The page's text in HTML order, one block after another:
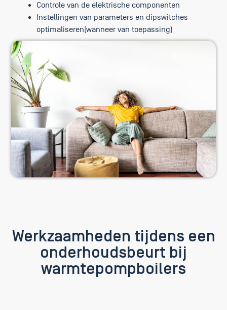
Controle van de elektrische componenten
Instellingen van parameters en dipswitches
optimaliseren(wanneer van toepassing)
Werkzaamheden tijdens een
onderhoudsbeurt bij
warmtepompboilers